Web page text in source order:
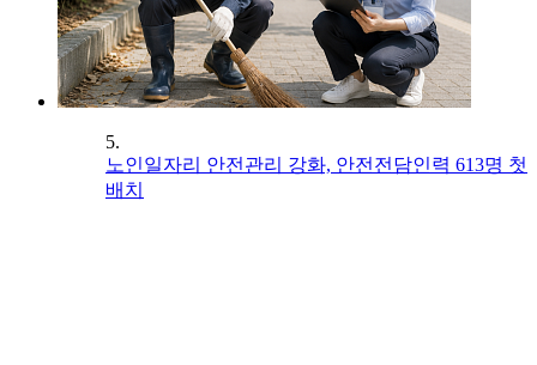
5.
노인일자리 안전관리 강화, 안전전담인력 613명 첫
배치